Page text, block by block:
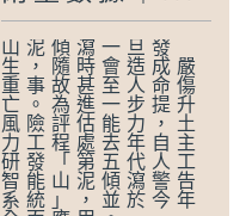
山泥傾瀉一旦發
生，隨時會造成嚴
重事故甚至人命傷
亡。為進一步提升
風險評估能力，土
力工程處去年自主
研發「第五代人工
智能山泥傾瀉警告
系統」，並於今年